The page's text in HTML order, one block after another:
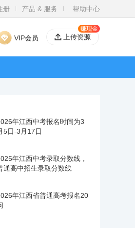
册 产品 & 服务 帮助中心
VIP会员 上传资源
赚现金
年江西中考报名时间为3
5日-3月17日
年江西中考录取分数线，
通高中招生录取分数线
年江西省普通高考报名20